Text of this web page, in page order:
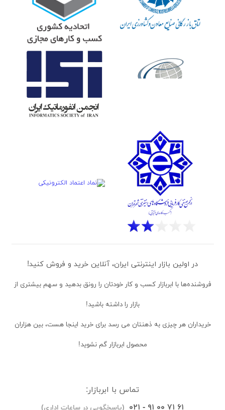
در اولین بازار اینترنتی ایران، آنلاین خرید و فروش کنید!
فروشنده‌ها با ابربازار کسب و کار خودتان را رونق بدهید و سهم بیشتری از
بازار را داشته باشید!
خریداران هر چیزی به ذهنتان می رسد برای خرید اینجا هست، بین هزاران
محصول ابربازار گم نشوید!
تماس با ابربازار:
۰۲۱ - ۹۱ ۰۰ ۷۱ ۶۱ (پاسخگویی در ساعات اداری)